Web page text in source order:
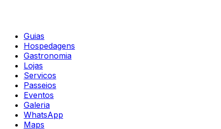
Guias
Hospedagens
Gastronomia
Lojas
Servicos
Passeios
Eventos
Galeria
WhatsApp
Maps